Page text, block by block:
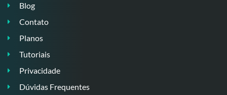
Blog
Contato
Planos
Tutoriais
Privacidade
Dúvidas Frequentes